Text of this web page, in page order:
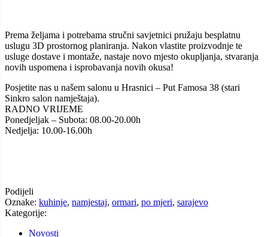
Prema željama i potrebama stručni savjetnici pružaju besplatnu
uslugu 3D prostornog planiranja. Nakon vlastite proizvodnje te
usluge dostave i montaže, nastaje novo mjesto okupljanja, stvaranja
novih uspomena i isprobavanja novih okusa!
Posjetite nas u našem salonu u Hrasnici – Put Famosa 38 (stari
Sinkro salon namještaja).
RADNO VRIJEME
Ponedjeljak – Subota: 08.00-20.00h
Nedjelja: 10.00-16.00h
Podijeli
Oznake: kuhinje, namjestaj, ormari, po mjeri, sarajevo
Kategorije:
Novosti